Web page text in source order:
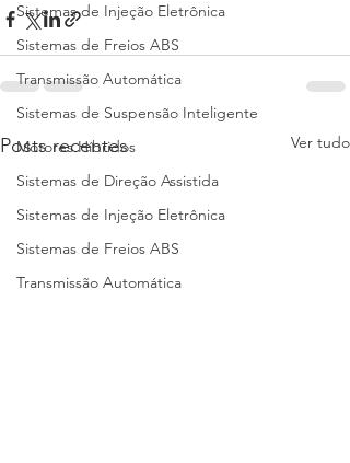
Sistemas de Injeção Eletrônica
Sistemas de Freios ABS
Transmissão Automática
Sistemas de Suspensão Inteligente
Motores Híbridos
Sistemas de Direção Assistida
Sistemas de Injeção Eletrônica
Sistemas de Freios ABS
Transmissão Automática
Posts recentes Ver tudo